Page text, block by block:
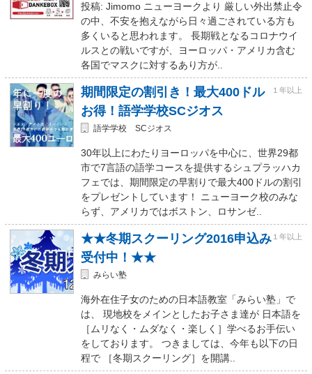
投稿: Jimomo ニューヨークより 厳しい外出禁止令
の中、不安を抱えながら日々過ごされている方も
多くいると思われます。 長期戦となるコロナウイ
ルスとの戦いですが、ヨーロッパ・アメリカ含む
各国でマスクに対するあり方が..
期間限定の割引き！最大400ドル
お得！語学学校SCジオス
１年以上
語学学校 SCジオス
30年以上にわたりヨーロッパを中心に、世界29都
市で7言語の語学コースを提供するシュプラッハカ
フェでは、期間限定の早割りで最大400ドルの割引
をプレゼントしています！ ニューヨーク校のみな
らず、アメリカではボストン、ロサンゼ..
★★冬期スクーリング2016申込み
受付中！★★
１年以上
みらい塾
海外在住子女のための日本語教室「みらい塾」で
は、 現地校をメインとしたお子さま達が 日本語を
［ムリなく・ムダなく・楽しく］学べるお手伝い
をしております。 つきましては、今年も以下の日
程で ［冬期スクーリング］を開講..